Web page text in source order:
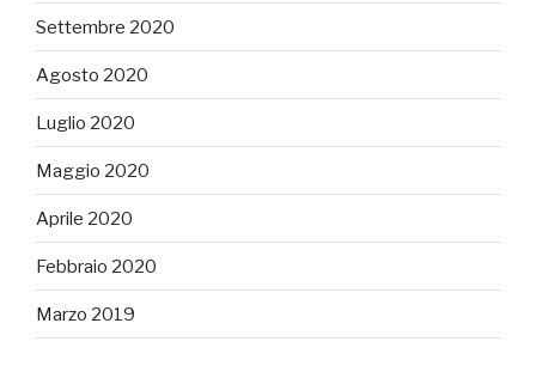
Settembre 2020
Agosto 2020
Luglio 2020
Maggio 2020
Aprile 2020
Febbraio 2020
Marzo 2019